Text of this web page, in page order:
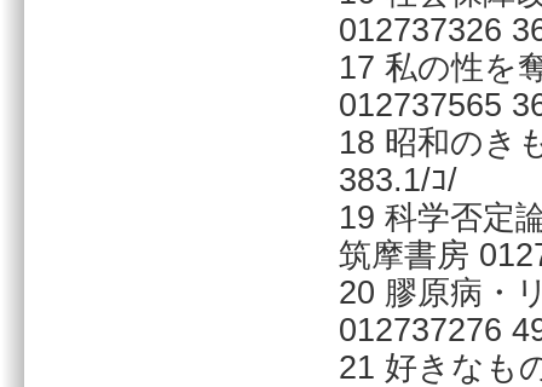
012737326
17 私の性を
012737565
18 昭和のき
383.1/ｺ/
19 科学否定
筑摩書房
20 膠原病・
012737276
21 好きなも